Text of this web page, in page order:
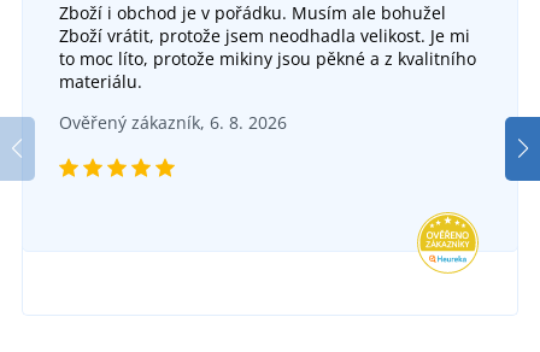
+16
Pánské tričko s krátkým rukávem Interlock
SKLADEM
v pondělí 10. 8.
Pánské tričko Resist
231 Kč
Zboží i obchod je v pořádku. Musím ale bohužel
Zboží vrátit, protože jsem neodhadla velikost. Je mi
to moc líto, protože mikiny jsou pěkné a z kvalitního
materiálu.
Ověřený zákazník, 6. 8. 2026